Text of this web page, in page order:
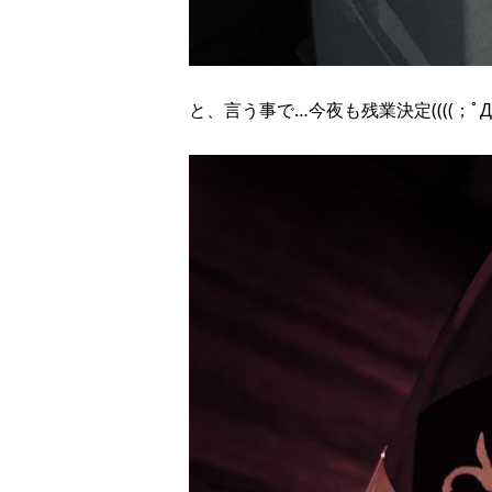
と、言う事で…今夜も残業決定((((；ﾟ